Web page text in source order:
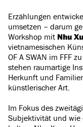
Erzählungen
umsetzen – darum
Workshop mit Nhu
vietnamesischen
OF A SWAN im FFF
stehen raumartige
Herkunft und
künstlerischer Art.
Im Fokus des
Subjektivität und wie